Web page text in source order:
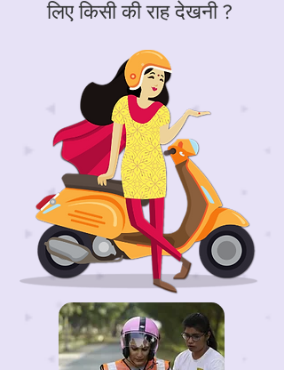
लिए किसी की राह देखनी ?